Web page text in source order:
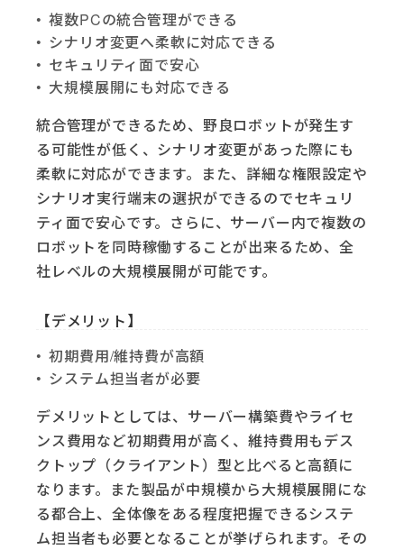
複数PCの統合管理ができる
シナリオ変更へ柔軟に対応できる
セキュリティ面で安心
大規模展開にも対応できる
統合管理ができるため、野良ロボットが発生す
る可能性が低く、シナリオ変更があった際にも
柔軟に対応ができます。また、詳細な権限設定や
シナリオ実行端末の選択ができるのでセキュリ
ティ面で安心です。さらに、サーバー内で複数の
ロボットを同時稼働することが出来るため、全
社レベルの大規模展開が可能です。
【デメリット】
初期費用/維持費が高額
システム担当者が必要
デメリットとしては、サーバー構築費やライセ
ンス費用など初期費用が高く、維持費用もデス
クトップ（クライアント）型と比べると高額に
なります。また製品が中規模から大規模展開にな
る都合上、全体像をある程度把握できるシステ
ム担当者も必要となることが挙げられます。その